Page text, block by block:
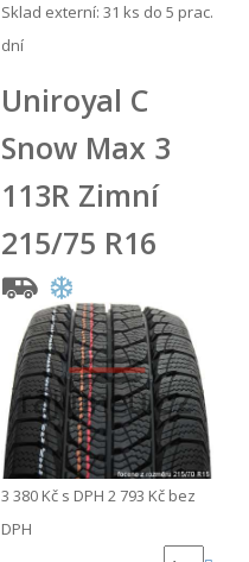
Sklad externí: 31 ks do 5 prac.
dní
Uniroyal C
Snow Max 3
113R Zimní
215/75 R16
3 380 Kč s DPH 2 793 Kč bez
DPH